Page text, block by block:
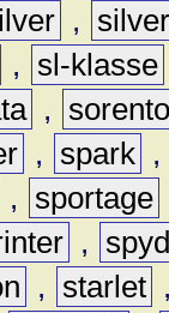
,
, sl-klasse
,
, spark ,
, sportage
,
, starlet